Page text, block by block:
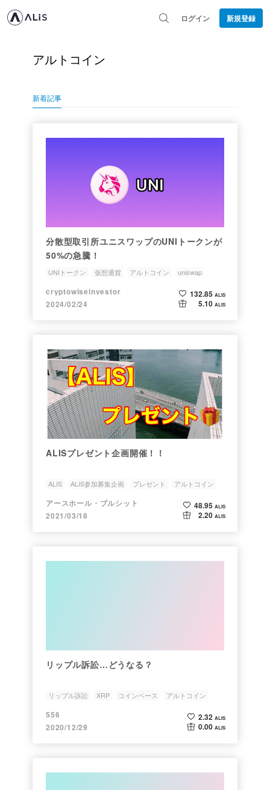
ログイン 新規登録
アルトコイン
新着記事
分散型取引所ユニスワップのUNIトークンが
50%の急騰！
UNIトークン 仮想通貨 アルトコイン
uniswap
cryptowiseinvestor
2024/02/24
132.85 ALIS
5.10 ALIS
ALISプレゼント企画開催！！
ALIS ALIS参加募集企画 プレゼント アルトコイン
アースホール・ブルシット
2021/03/18
48.95 ALIS
2.20 ALIS
リップル訴訟…どうなる？
リップル訴訟 XRP コインベース
アルトコイン
米証券取引委員会
556
2020/12/29
2.32 ALIS
0.00 ALIS